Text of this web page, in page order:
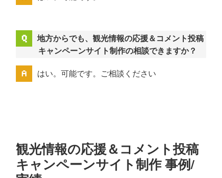
地方からでも、観光情報の応援＆コメント投稿
キャンペーンサイト制作の相談できますか？
はい。可能です。ご相談ください
観光情報の応援＆コメント投稿
キャンペーンサイト制作 事例/